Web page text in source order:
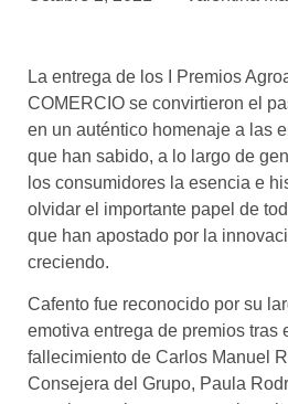
el café siempre tiene
algo nuevo que
enseñarnos
BOLSA DE TRABAJO
¡te imaginas vivir de tu pasión
por el café?
CONTACTO
de ti!
La entrega de los I Premios
COMERCIO se convirtieron el
en un auténtico homenaje a las
que han sabido, a lo largo de
los consumidores la esencia e
olvidar el importante papel de
que han apostado por la
creciendo.
Cafento fue reconocido por su
emotiva entrega de premios tras
fallecimiento de Carlos Manuel
Consejera del Grupo, Paula